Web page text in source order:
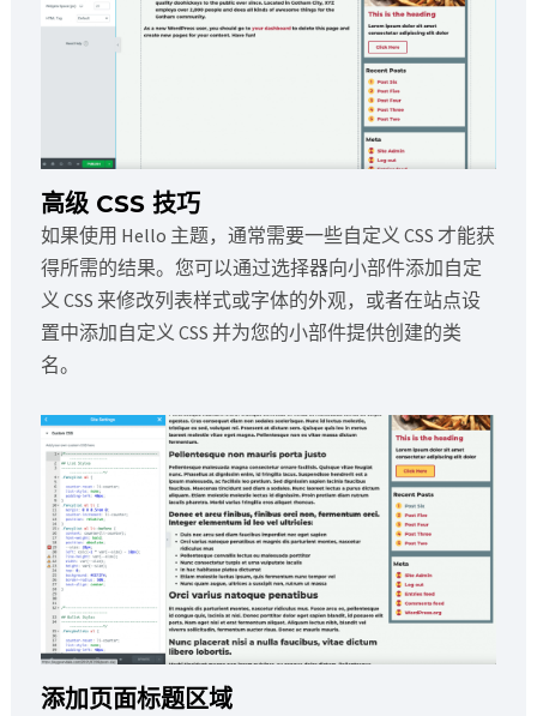
高级 CSS 技巧
如果使用 Hello 主题，通常需要一些自定义 CSS 才能获
得所需的结果。您可以通过选择器向小部件添加自定
义 CSS 来修改列表样式或字体的外观，或者在站点设
置中添加自定义 CSS 并为您的小部件提供创建的类
名。
添加页面标题区域